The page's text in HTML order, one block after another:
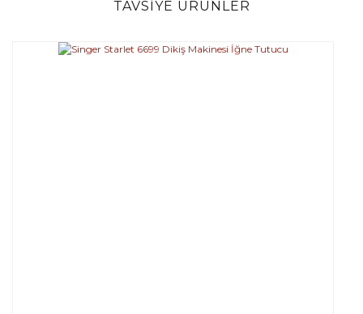
TAVSİYE ÜRÜNLER